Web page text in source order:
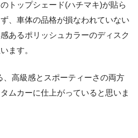
トップシェード(ハチマキ)が貼ら
、車体の品格が損なわれていない
あるポリッシュカラーのディスク
ます。
、高級感とスポーティーさの両方
ムカーに仕上がっていると思いま